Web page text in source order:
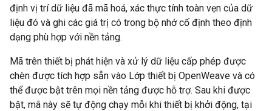
định vị trí dữ liệu đã mã hoá, xác thực tính toàn vẹn của dữ
liệu đó và ghi các giá trị có trong bộ nhớ cố định theo định
dạng phù hợp với nền tảng.
Mã trên thiết bị phát hiện và xử lý dữ liệu cấp phép được
chèn được tích hợp sẵn vào Lớp thiết bị OpenWeave và có
thể được bật trên mọi nền tảng được hỗ trợ. Sau khi được
bật, mã này sẽ tự động chạy mỗi khi thiết bị khởi động, tại